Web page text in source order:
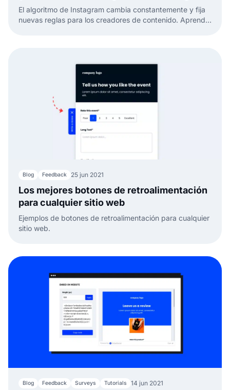
El algoritmo de Instagram cambia constantemente y fija
nuevas reglas para los creadores de contenido. Aprende
Blog Feedback 25 jun 2021
Los mejores botones de retroalimentación
para cualquier sitio web
Ejemplos de botones de retroalimentación para cualquier
sitio web.
Blog Feedback Surveys Tutorials 14 jun 2021